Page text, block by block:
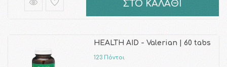
ΣΤΟ ΚΑΛΑΘΙ
HEALTH AID - Valerian | 60 tabs
123 Πόντοι